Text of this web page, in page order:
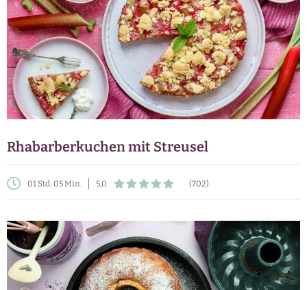
Rhabarberkuchen mit Streusel
01 Std. 05 Min. 5,0 (702)